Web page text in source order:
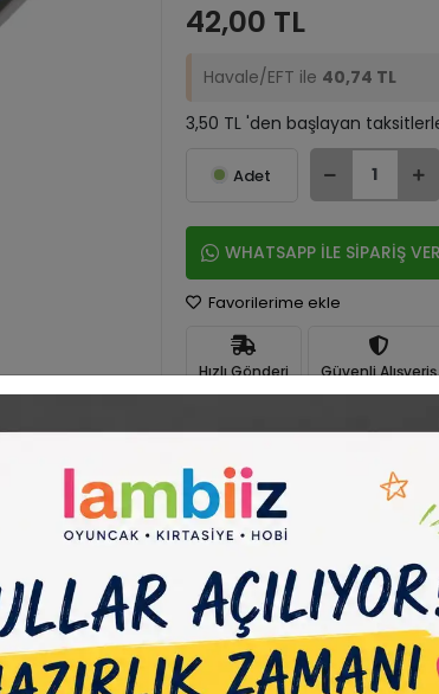
42,00 TL
Havale/EFT ile 40,74 TL
3,50 TL 'den başlayan
Adet
WHATSAPP İLE SİPARİŞ VER
Favorilerime ekle
Hızlı Gönderi Güvenli Alışveriş
Yorum Yaz Karşılaştır Fiyat Alarmı
Garanti ve Teslimat Taksit Seçenekleri